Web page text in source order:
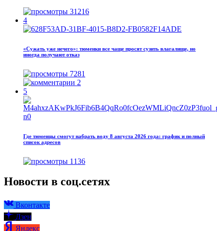
31216
4
«Сужать уже нечего»: тюменки все чаще просят сузить влагалище, но
иногда получают отказ
7281
2
5
Где тюменцы смогут набрать воду 8 августа 2026 года: график и полный
список адресов
1136
Новости в соц.сетях
Вконтакте
Дзен
Яндекс